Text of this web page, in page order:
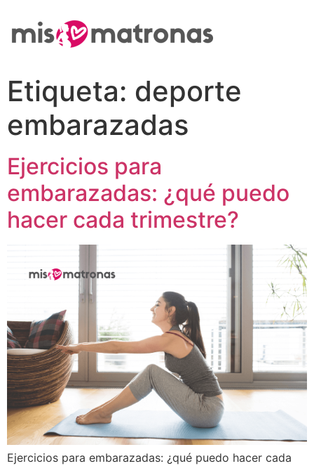
Etiqueta: deporte
embarazadas
Ejercicios para
embarazadas: ¿qué puedo
hacer cada trimestre?
Ejercicios para embarazadas: ¿qué puedo hacer cada